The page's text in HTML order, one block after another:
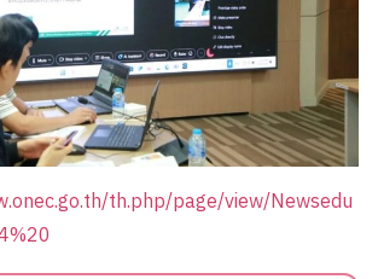
th.php/page/view/Newsedu